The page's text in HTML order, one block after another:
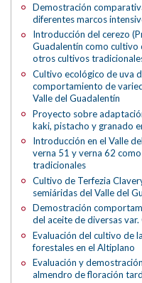
Demostración
diferentes marcos
Introducción del cerezo
Guadalentín como
otros cultivos
Cultivo ecológico de uva
comportamiento de
Valle del Guadalentín
Proyecto sobre
kaki, pistacho y granado
Introducción en el Valle
verna 51 y verna 62
tradicionales
Cultivo de Terfezia
semiáridas del Valle del
Demostración
del aceite de diversas var.
Evaluación del cultivo de
forestales en el Altiplano
Evaluación y
almendro de floración